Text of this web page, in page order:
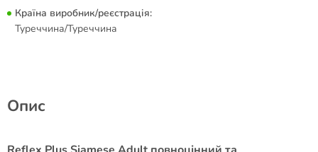
Країна виробник/реєстрація:
Туреччина/Туреччина
Опис